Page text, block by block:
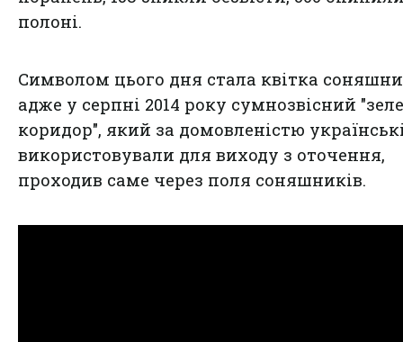
полоні.
Символом цього дня стала квітка
адже у серпні 2014 року сумнозвісний
коридор", який за домовленістю
використовували для виходу з оточення,
проходив саме через поля соняшників.